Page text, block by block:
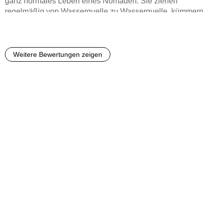
regelmäßig von Wasserquelle zu Wasserquelle, kümmern
vierzehn Jahre von ihrem Vater gezwungen werden soll
Weitere Bewertungen zeigen